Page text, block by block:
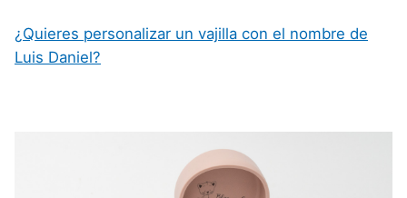
¿Quieres personalizar un vajilla con el nombre de
Luis Daniel?